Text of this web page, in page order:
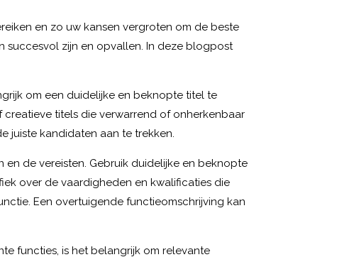
en zo uw kansen vergroten om de beste
succesvol zijn en opvallen. In deze blogpost
om een duidelijke en beknopte titel te
titels die verwarrend of onherkenbaar
juiste kandidaten aan te trekken.
de vereisten. Gebruik duidelijke en beknopte
over de vaardigheden en kwalificaties die
Een overtuigende functieomschrijving kan
functies, is het belangrijk om relevante